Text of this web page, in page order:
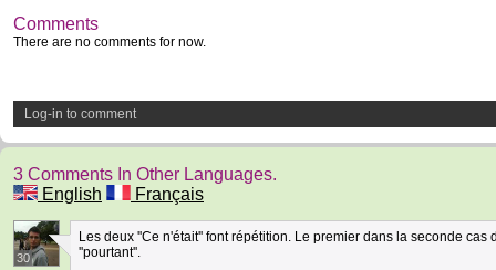
Comments
There are no comments for now.
Log-in to comment
3 Comments In Other Languages.
English
Français
30
Les deux ''Ce n'était'' font répétition. Le premier dans la seconde
''pourtant''.